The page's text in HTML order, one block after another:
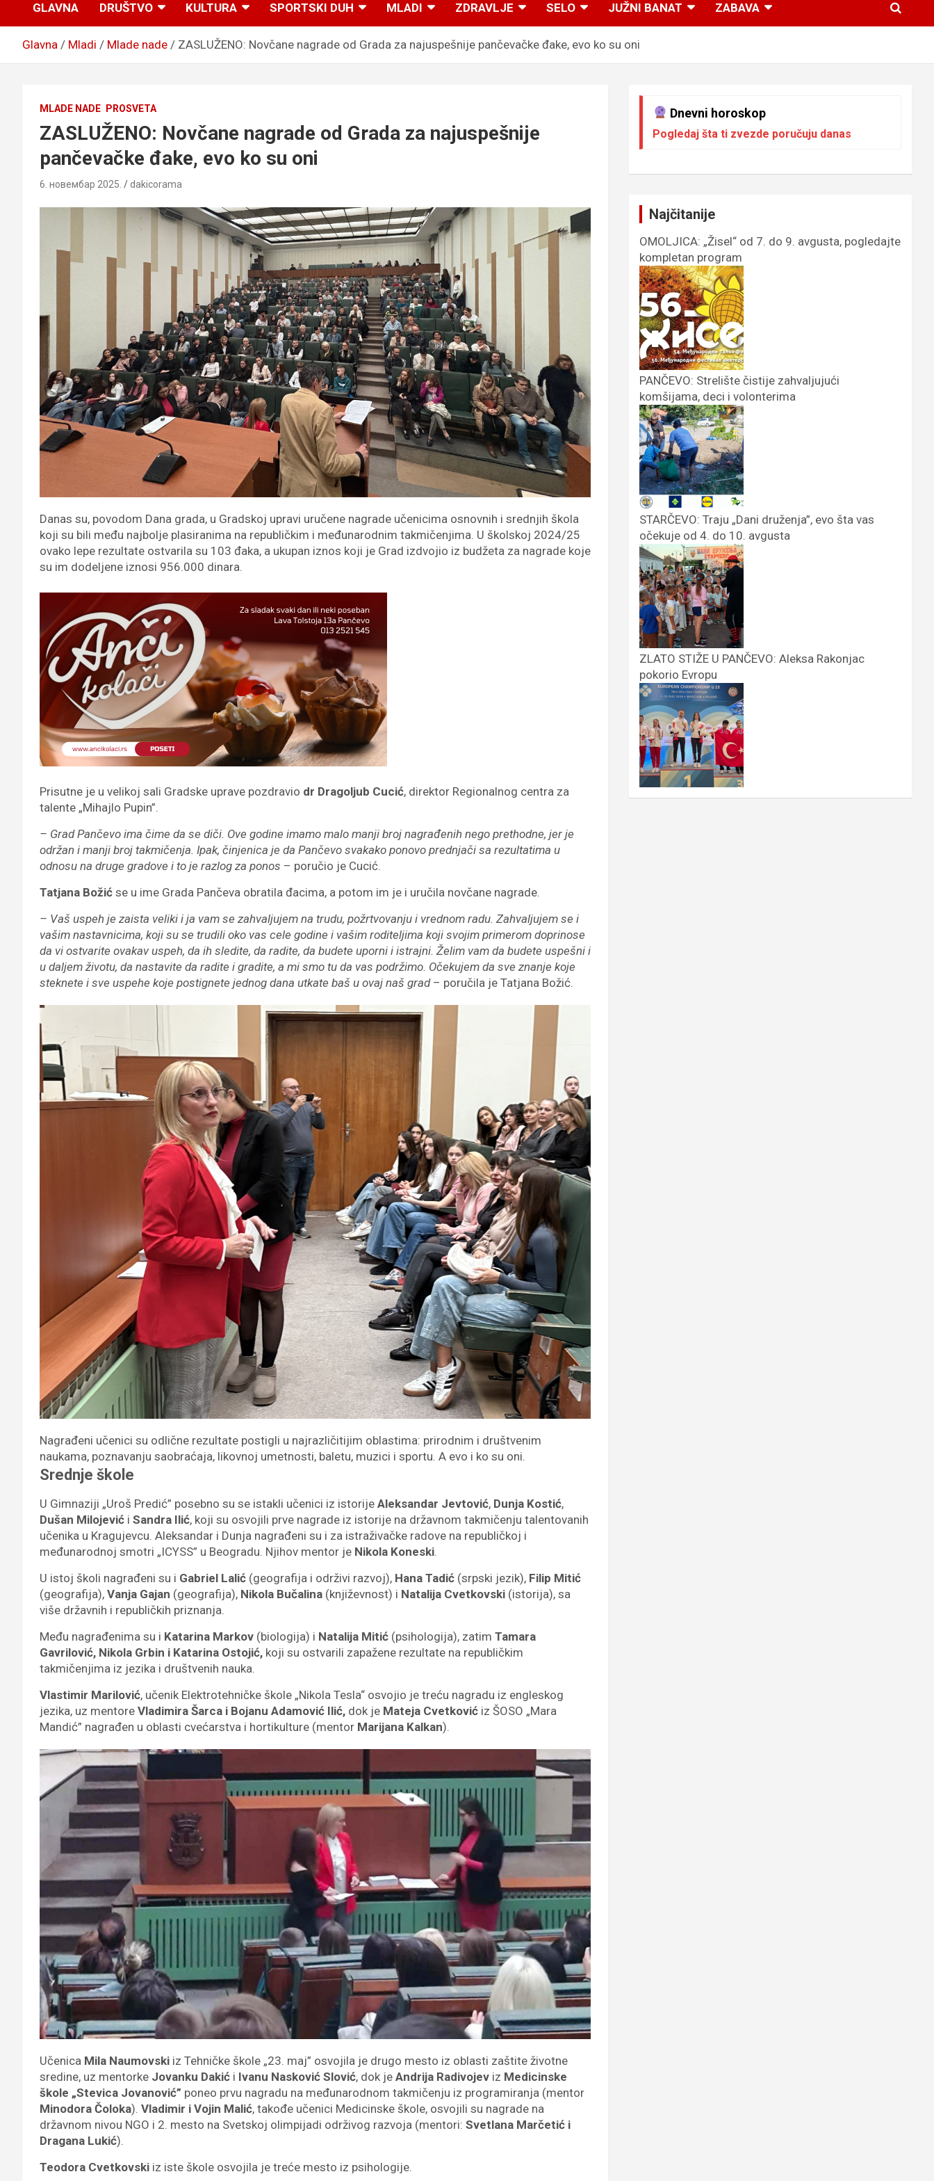
GLAVNA DRUŠTVO KULTURA SPORTSKI DUH MLADI ZDRAVLJE SELO JUŽNI BANAT ZABAVA
Glavna Mladi Mlade nade ZASLUŽENO: Novčane nagrade od Grada za najuspešnije pančevačke đake, evo ko su oni
MLADE NADE PROSVETA
ZASLUŽENO: Novčane nagrade od Grada za najuspešnije
pančevačke đake, evo ko su oni
6. новембар 2025. dakicorama
Danas su, povodom Dana grada, u Gradskoj upravi uručene nagrade učenicima osnovnih i srednjih škola
koji su bili među najbolje plasiranima na republičkim i međunarodnim takmičenjima. U školskoj 2024/25
ovako lepe rezultate ostvarila su 103 đaka, a ukupan iznos koji je Grad izdvojio iz budžeta za nagrade koje
su im dodeljene iznosi 956.000 dinara.
Prisutne je u velikoj sali Gradske uprave pozdravio dr Dragoljub Cucić, direktor Regionalnog centra za
talente „Mihajlo Pupin”.
– Grad Pančevo ima čime da se diči. Ove godine imamo malo manji broj nagrađenih nego prethodne, jer je
održan i manji broj takmičenja. Ipak, činjenica je da Pančevo svakako ponovo prednjači sa rezultatima u
odnosu na druge gradove i to je razlog za ponos – poručio je Cucić.
Tatjana Božić se u ime Grada Pančeva obratila đacima, a potom im je i uručila novčane nagrade.
– Vaš uspeh je zaista veliki i ja vam se zahvaljujem na trudu, požrtvovanju i vrednom radu. Zahvaljujem se i
vašim nastavnicima, koji su se trudili oko vas cele godine i vašim roditeljima koji svojim primerom doprinose
da vi ostvarite ovakav uspeh, da ih sledite, da radite, da budete uporni i istrajni. Želim vam da budete uspešni i
u daljem životu, da nastavite da radite i gradite, a mi smo tu da vas podržimo. Očekujem da sve znanje koje
steknete i sve uspehe koje postignete jednog dana utkate baš u ovaj naš grad– poručila je Tatjana Božić.
Nagrađeni učenici su odlične rezultate postigli u najrazličitijim oblastima: prirodnim i društvenim
naukama, poznavanju saobraćaja, likovnoj umetnosti, baletu, muzici i sportu. A evo i ko su oni.
Srednje škole
U Gimnaziji „Uroš Predić” posebno su se istakli učenici iz istorije Aleksandar Jevtović, Dunja Kostić,
Dušan Milojević i Sandra Ilić, koji su osvojili prve nagrade iz istorije na državnom takmičenju talentovanih
učenika u Kragujevcu. Aleksandar i Dunja nagrađeni su i za istraživačke radove na republičkoj i
međunarodnoj smotri „ICYSS” u Beogradu. Njihov mentor je Nikola Koneski.
U istoj školi nagrađeni su i Gabriel Lalić (geografija i održivi razvoj), Hana Tadić (srpski jezik), Filip Mitić
(geografija), Vanja Gajan (geografija), Nikola Bučalina (književnost) i Nataliја Cvetkovski (istorija), sa
više državnih i republičkih priznanja.
Među nagrađenima su i Katarina Markov (biologija) i Natalija Mitić (psihologija), zatim Tamara
Gavrilović, Nikola Grbin i Katarina Ostojić, koji su ostvarili zapažene rezultate na republičkim
takmičenjima iz jezika i društvenih nauka.
Vlastimir Marilović, učenik Elektrotehničke škole „Nikola Tesla“ osvojio je treću nagradu iz engleskog
jezika, uz mentore Vladimira Šarca i Bojanu Adamović Ilić, dok je Mateja Cvetković iz ŠOSO „Mara
Mandić” nagrađen u oblasti cvećarstva i hortikulture (mentor Marijana Kalkan).
Učenica Mila Naumovski iz Tehničke škole „23. maj” osvojila je drugo mesto iz oblasti zaštite životne
sredine, uz mentorke Jovanku Dakić i Ivanu Nasković Slović, dok je Andrija Radivojev iz Medicinske
škole „Stevica Jovanović” poneo prvu nagradu na međunarodnom takmičenju iz programiranja (mentor
Minodora Čoloka). Vladimir i Vojin Malić, takođe učenici Medicinske škole, osvojili su nagrade na
državnom nivou NGO i 2. mesto na Svetskoj olimpijadi održivog razvoja (mentori: Svetlana Marčetić i
Dragana Lukić).
Teodora Cvetkovski iz iste škole osvojila je treće mesto iz psihologije.
Dnevni horoskop
Pogledaj šta ti zvezde poručuju danas
Najčitanije
OMOLJICA: „Žisel“ od 7. do 9. avgusta, pogledajte
kompletan program
PANČEVO: Strelište čistije zahvaljujući
komšijama, deci i volonterima
STARČEVO: Traju „Dani druženja”, evo šta vas
očekuje od 4. do 10. avgusta
ZLATO STIŽE U PANČEVO: Aleksa Rakonjac
pokorio Evropu